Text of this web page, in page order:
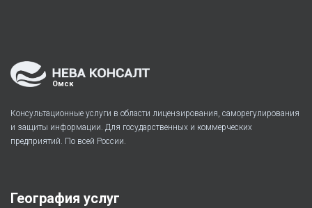
Омск
Консультационные услуги в области лицензирования, саморегулирования
и защиты информации. Для государственных и коммерческих
предприятий. По всей России.
География услуг